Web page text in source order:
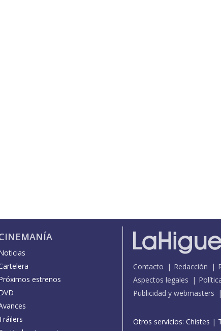
estrenos
Contacto Redacción
Aspectos legales
Publicidad y webmasters
Otros servicios: Chistes |